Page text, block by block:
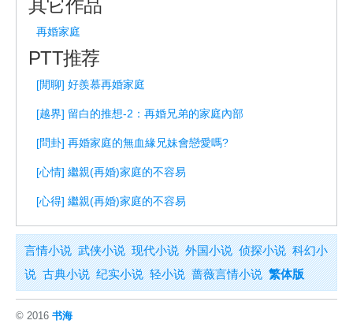
其它作品
再婚家庭
PTT推荐
[閒聊] 好羨慕再婚家庭
[越界] 留白的推想-2：再婚兄弟的家庭內部
[問卦] 再婚家庭的無血緣兄妹會戀愛嗎?
[心情] 繼親(再婚)家庭的不容易
[心得] 繼親(再婚)家庭的不容易
言情小说 武侠小说 现代小说 外国小说 侦探小说 科幻小
说 古典小说 纪实小说 轻小说 蔷薇言情小说 繁体版
© 2016 书海